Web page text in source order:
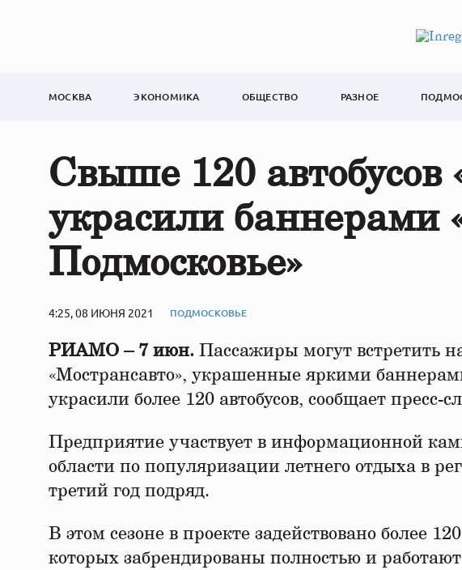
МОСКВА ЭКОНОМИКА ОБЩЕСТВО РАЗНОЕ
Свыше 120 автобусов
украсили баннерами
Подмосковье»
4:25, 08 ИЮНЯ 2021 ПОДМОСКОВЬЕ
РИАМО – 7 июн. Пассажиры могут встретить
«Мострансавто», украшенные яркими
украсили более 120 автобусов, сообщает пресс-
Предприятие участвует в информационной
области по популяризации летнего отдыха в
третий год подряд.
В этом сезоне в проекте задействовано более
которых забрендированы полностью и